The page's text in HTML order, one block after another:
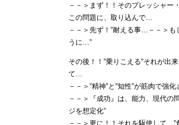
－－＞まず！！そのプレッシャー
この問題に、取り込んで…
－－＞先ず！”耐える事…－－＞も
うに…”
その後！！”乗りこえる”それが出
て…
－－＞”精神”と”知性”が筋肉で強化
－－＞『成功』は、能力、現代の
ジを想定化”
－－＞更に！！それを駆使して…”